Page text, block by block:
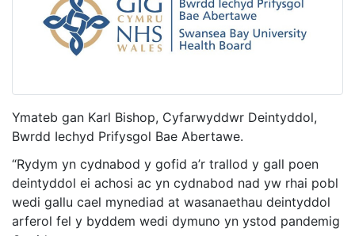
Ymateb gan Karl Bishop, Cyfarwyddwr Deintyddol,
Bwrdd Iechyd Prifysgol Bae Abertawe.
“Rydym yn cydnabod y gofid a’r trallod y gall poen
deintyddol ei achosi ac yn cydnabod nad yw rhai pobl
wedi gallu cael mynediad at wasanaethau deintyddol
arferol fel y byddem wedi dymuno yn ystod pandemig